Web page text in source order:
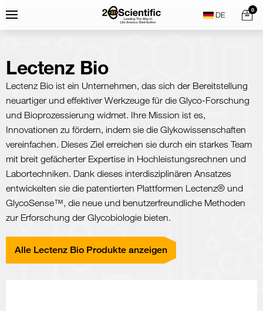
toMenu
Home
0
Lectenz Bio
Lectenz Bio ist ein Unternehmen, das sich der Bereitstellung
neuartiger und effektiver Werkzeuge für die Glyco-Forschung
und Bioprozessierung widmet. Ihre Mission ist es,
Innovationen zu fördern, indem sie die Glykowissenschaften
vereinfachen. Dieses Ziel erreichen sie durch ein starkes Team
mit breit gefächerter Expertise in Hochleistungsrechnen und
Labortechniken. Dank dieses interdisziplinären Ansatzes
entwickelten sie die patentierten Plattformen Lectenz® und
GlycoSense™, die neue und benutzerfreundliche Methoden
zur Erforschung der Glycobiologie bieten.
Alle Lectenz Bio Produkte anzeigen